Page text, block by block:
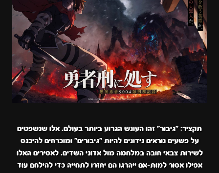
תקציר: "גיבור" זהו העונש הגרוע ביותר בעולם. אלו שנשפטים
על פשעים נוראים נידונים להיות "גיבורים" ומוכרחים להיכנס
לשירות צבאי חובה במלחמה מול אדוני השדים. לאסירים האלו
אפילו אסור למות-אם ייהרגו הם יחזרו לתחייה כדי להילחם עוד